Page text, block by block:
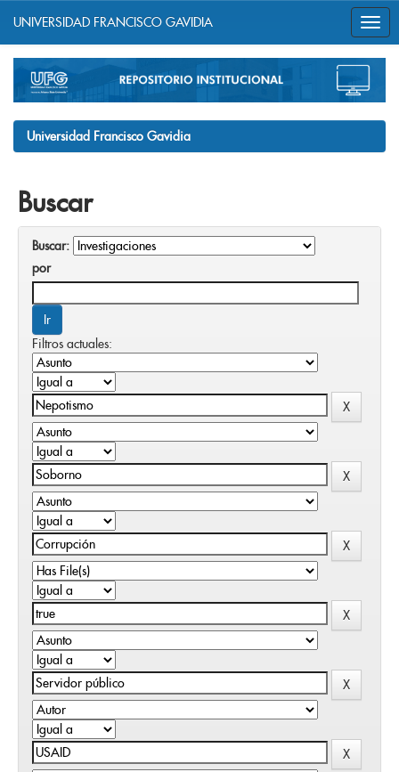
navigation
UNIVERSIDAD FRANCISCO GAVIDIA
Universidad Francisco Gavidia
Buscar
Buscar:
por
Filtros actuales: